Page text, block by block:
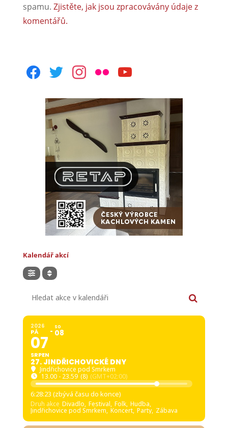
spamu. Zjistěte, jak jsou zpracovávány údaje z
komentářů.
facebooktwitterinstagram
flickr youtube
Kalendář akcí
2026
PÁ
07
SRPEN
SO
08
27. JINDŘICHOVICKÉ DNY
Jindřichovice pod Smrkem
13.00 - 23.59 (8) (GMT+02:00)
6:28:21 (zbývá času do konce)
Druh akce Divadlo, Festival, Folk, Hudba,
Jindřichovice pod Smrkem, Koncert, Party, Zábava